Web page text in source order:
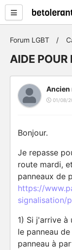
Forum LGBT
AIDE POUR
Ancien
01/08/
Bonjour.
Je repasse
route mardi,
panneaux de
https://
signalisation/
1) Si j'arrive à
le panneau
panneau à